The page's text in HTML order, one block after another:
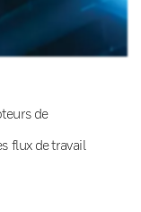
de
flux de travail